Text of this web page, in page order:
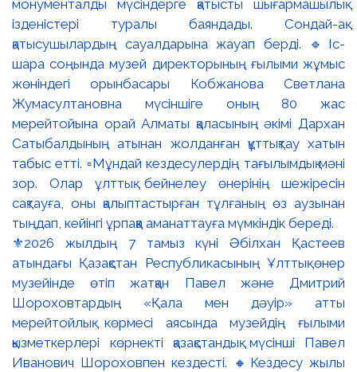
⚜️2026 жылдың 7 тамыз күні Әбілхан Қастеев
атындағы Қазақстан Республикасының Ұлттық өнер
музейінде өтіп жатқан Павел және Дмитрий
Шороховтардың «Қала мен дәуір» атты
мерейтойлық көрмесі аясында музейдің ғылыми
қызметкерлері көрнекті қазақстандық мүсінші Павел
Иванович Шороховпен кездесті. 🔸Кездесу жылы